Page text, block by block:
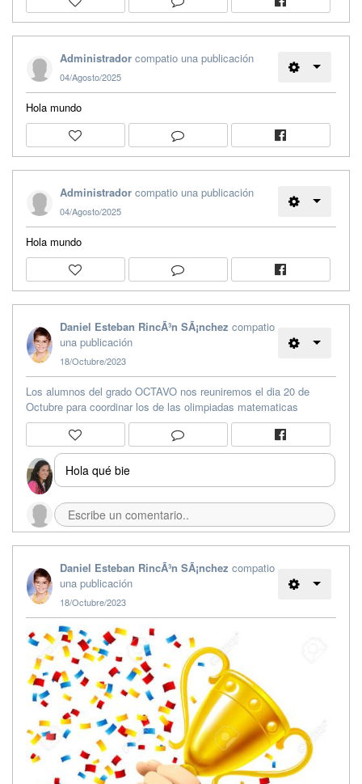
Administrador compatio una publicación
04/Agosto/2025
Hola mundo
Administrador compatio una publicación
04/Agosto/2025
Hola mundo
Daniel Esteban RincÃ³n SÃ¡nchez compatio
una publicación
18/Octubre/2023
Los alumnos del grado OCTAVO nos reuniremos el dia 20 de
Octubre para coordinar los de las olimpiadas matematicas
Hola qué bie
Daniel Esteban RincÃ³n SÃ¡nchez compatio
una publicación
18/Octubre/2023